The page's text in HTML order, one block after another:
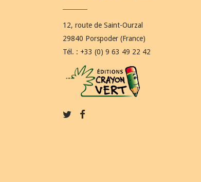
12, route de Saint-Ourzal
29840 Porspoder (France)
Tél. : +33 (0) 9 63 49 22 42